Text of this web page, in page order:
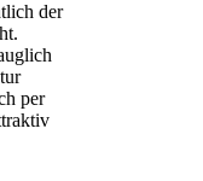
der
per